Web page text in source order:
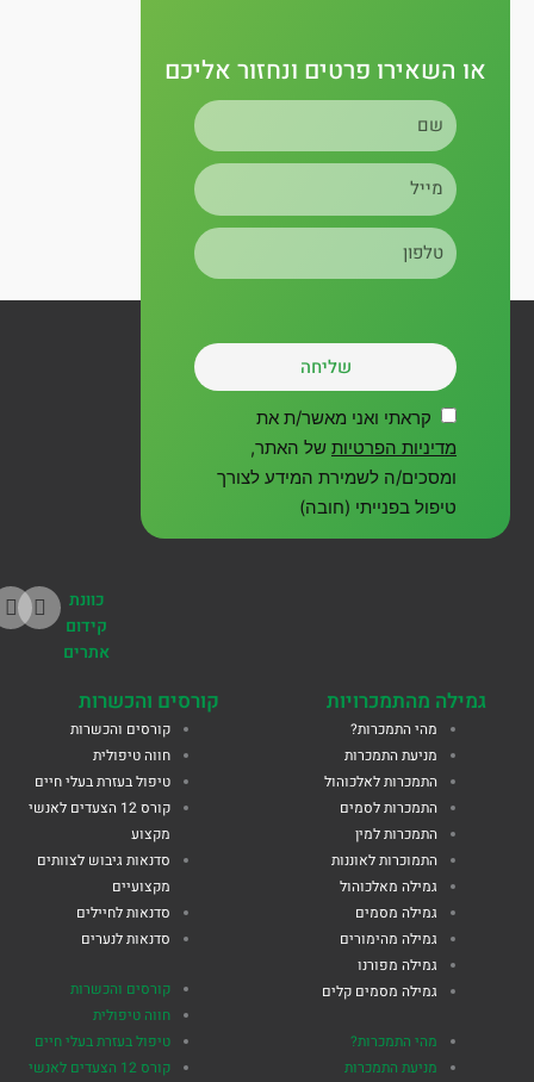
o
e
r
a
m
או השאירו פרטים ונחזור אליכם
טלפון
שליחה
קראתי ואני מאשר/ת את
מדיניות הפרטיותשל האתר,
ומסכים/ה לשמירת המידע לצורך
טיפול בפנייתי (חובה)
כוונת
קידום
אתרים
גמילה מהתמכרויות
מהי התמכרות?
מניעת התמכרות
התמכרות לאלכוהול
התמכרות לסמים
התמכרות למין
התמוכרות לאוננות
גמילה מאלכוהול
גמילה מסמים
גמילה מהימורים
גמילה מפורנו
גמילה מסמים קלים
מהי התמכרות?
מניעת התמכרות
קורסים והכשרות
קורסים והכשרות
חווה טיפולית
טיפול בעזרת בעלי חיים
קורס 12 הצעדים לאנשי
מקצוע
סדנאות גיבוש לצוותים
מקצועיים
סדנאות לחיילים
סדנאות לנערים
קורסים והכשרות
חווה טיפולית
טיפול בעזרת בעלי חיים
קורס 12 הצעדים לאנשי